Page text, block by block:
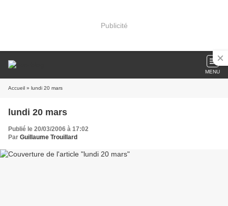
Publicité
MENU
Accueil » lundi 20 mars
lundi 20 mars
Publié le 20/03/2006 à 17:02
Par Guillaume Trouillard